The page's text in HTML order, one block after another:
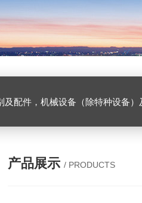
电，金属材料，金属制品，不锈钢制品，建筑材料，钢材，橡塑制品，环保设备，润滑剂，汽车配件，摩托车配件的批发，零售。（企业经营涉及行政许可的，凭许可证件经营）化成套设别及配件，机械设备（除特种设备）及配件制造，加工（以上限分支机构经营），设计，批发，零售，模具，五金制品，工具加工（限分支机构经营），设
产品展示 / PRODUCTS